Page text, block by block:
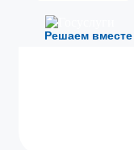
Решаем вместе